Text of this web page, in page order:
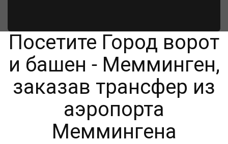
Посетите Город ворот
и башен - Мемминген,
заказав трансфер из
аэропорта
Меммингена